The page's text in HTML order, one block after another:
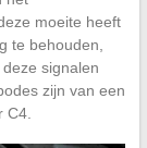
moeite heeft
te behouden,
signalen
zijn van een
C4.